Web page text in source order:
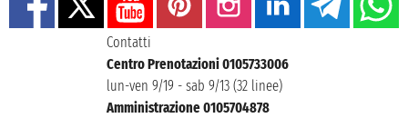
Contatti
Centro Prenotazioni 0105733006
lun-ven 9/19 - sab 9/13 (32 linee)
Amministrazione 0105704878